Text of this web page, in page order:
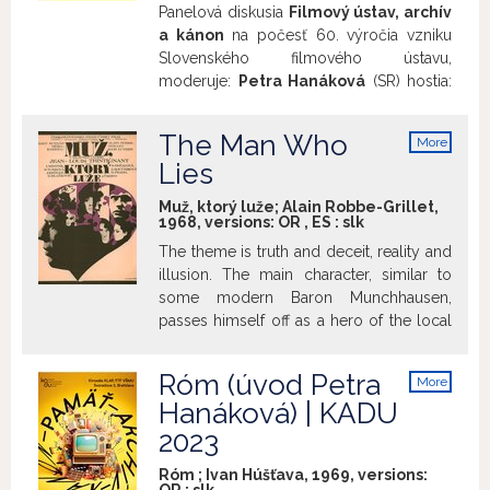
Panelová diskusia Filmový ústav, archív
a kánon na počesť 60. výročia vzniku
Slovenského filmového ústavu,
moderuje:
Petra Hanáková (SR) hostia:
Kaňuch
(SR),Václav Macek
Peter
Konečný
kanonizácie a dekanonizácie filmového
dedičstva v aktivitách národných
filmových archívov a ústavov, pričom
jednou z jej cieľov bude porovnať
skúsenosti Slovenského filmového
ústavu so skúsenosťami podobných
z kontinuálnych činností SFÚ NFA je totiž
popularizácia, resp. šírenie povedomia
domácej filmovej kultúry a určité
pestovanie či utvrdzovanie jej kánonu.
Teda určitá validácia toho, čo si
More
The Man Who
Lies
Muž, ktorý luže; Alain Robbe-Grillet,
1968, versions: OR , ES : slk
The theme is truth and deceit, reality and
illusion. The main character, similar to
some modern Baron Munchhausen,
passes himself off as a hero of the local
attracts the admiration of its women. More
Róm (úvod Petra
Hanáková) | KADU
2023
Róm ; Ivan Húšťava, 1969, versions: